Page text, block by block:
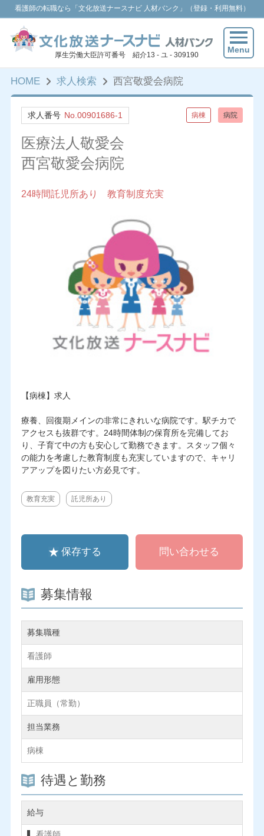
看護師の転職なら「文化放送ナースナビ 人材バンク」（登録・利用無料）
厚生労働大臣許可番号 紹介13 - ユ - 309190
Menu
HOME 求人検索 西宮敬愛会病院
求人番号 No.00901686-1 病棟 病院
医療法人敬愛会
西宮敬愛会病院
24時間託児所あり 教育制度充実
【病棟】求人
療養、回復期メインの非常にきれいな病院です。駅チカで
アクセスも抜群です。24時間体制の保育所を完備してお
り、子育て中の方も安心して勤務できます。スタッフ個々
の能力を考慮した教育制度も充実していますので、キャリ
アアップを図りたい方必見です。
教育充実 託児所あり
保存する 問い合わせる
募集情報
募集職種
看護師
雇用形態
正職員（常勤）
担当業務
病棟
待遇と勤務
給与